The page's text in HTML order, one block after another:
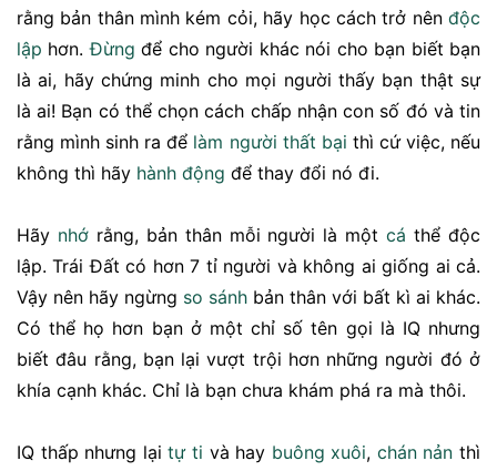
rằng bản thân mình kém cỏi, hãy học cách trở nên độc
lập hơn.Đừng để cho người khác nói cho bạn biết bạn
là ai, hãy chứng minh cho mọi người thấy bạn thật sự
là ai! Bạn có thể chọn cách chấp nhận con số đó và tin
rằng mình sinh ra để làm người thất bại thì cứ việc, nếu
không thì hãy hành động để thay đổi nó đi.
Hãy nhớrằng, bản thân mỗi người là mộtcá thể độc
lập. Trái Đất có hơn 7 tỉ người và không ai giống ai cả.
Vậy nên hãy ngừng so sánh bản thân với bất kì ai khác.
Có thể họ hơn bạn ở một chỉ số tên gọi là IQ nhưng
biết đâu rằng, bạn lại vượt trội hơn những người đó ở
khía cạnh khác. Chỉ là bạn chưa khám phá ra mà thôi.
IQ thấp nhưng lạitự ti và hay buông xuôi, chán nản thì